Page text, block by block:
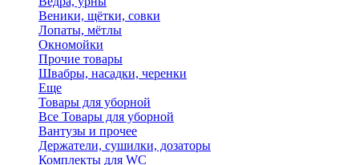
Веники, щётки, совки
Лопаты, мётлы
Окномойки
Прочие товары
Швабры, насадки, черенки
Еще
Товары для уборной
Все Товары для уборной
Вантузы и прочее
Держатели, сушилки, дозаторы
Комплекты для WC